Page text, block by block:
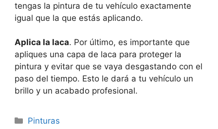
tengas la pintura de tu vehículo exactamente
igual que la que estás aplicando.
Aplica la laca. Por último, es importante que
apliques una capa de laca para proteger la
pintura y evitar que se vaya desgastando con el
paso del tiempo. Esto le dará a tu vehículo un
brillo y un acabado profesional.
Categorías
Pinturas